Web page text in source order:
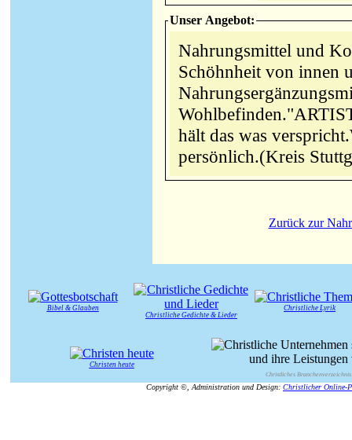
Unser Angebot:
Nahrungsmittel und
Schöhnheit von innen
hält das was
persönlich.(Kreis
Zurück zur
Bibel & Glauben
Christliche Gedichte & Lieder
Christliche Lyrik
Christen heute
Christliches Branchenverzeichnis
Copyright ©, Administration und Design: Christlicher Online-